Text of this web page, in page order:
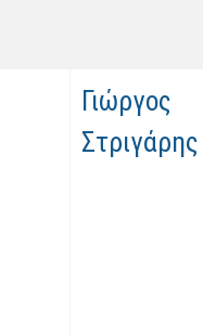
Γιώργος
Στριγάρης